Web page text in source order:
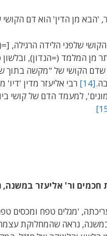
'הבא מן הדין' הוא דם
שלפני הלידה הרגילה,
מן המלמד (=הנדון),
הקושי של "מקשה בתוך
[14]
רבי אליעזר מדין
למעמד הדם של קושי
חכמים ור' אליעזר במשנה,
'מגלים טפח ומכסים
נראה שהמחלוקת עצמה